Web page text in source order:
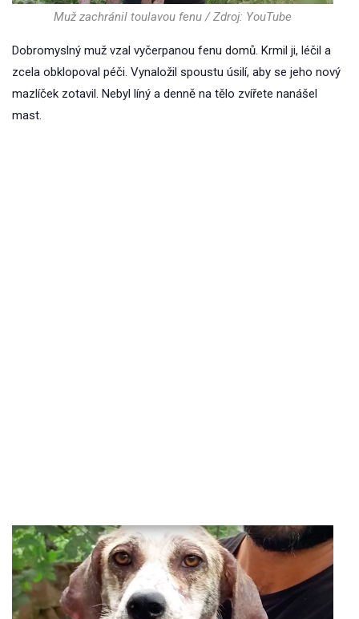
Muž zachránil toulavou fenu / Zdroj: YouTube
Dobromyslný muž vzal vyčerpanou fenu domů. Krmil ji, léčil a
zcela obklopoval péči. Vynaložil spoustu úsilí, aby se jeho nový
mazlíček zotavil. Nebyl líný a denně na tělo zvířete nanášel
mast.